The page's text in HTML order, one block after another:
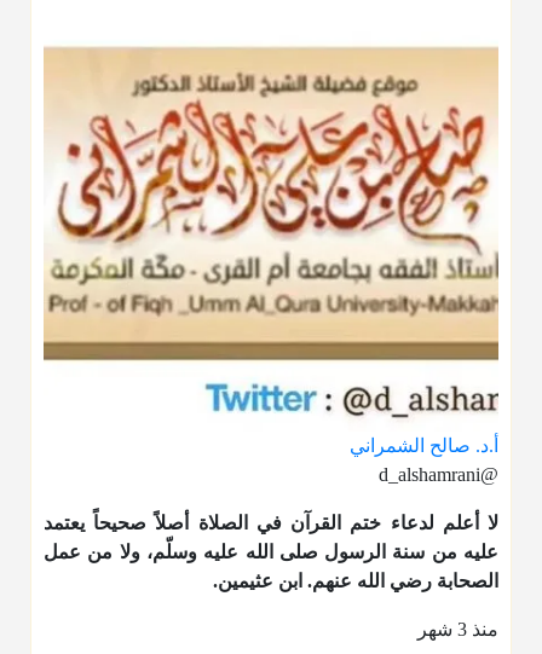
أ.د. صالح الشمراني
@d_alshamrani
لا أعلم لدعاء ختم القرآن في الصلاة أصلاً صحيحاً يعتمد
عليه من سنة الرسول صلى الله عليه وسلّم، ولا من عمل
الصحابة رضي الله عنهم. ابن عثيمين.
منذ 3 شهر